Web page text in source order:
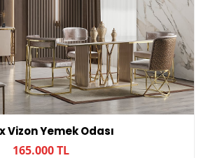
Vizon Yemek Odası
165.000 TL